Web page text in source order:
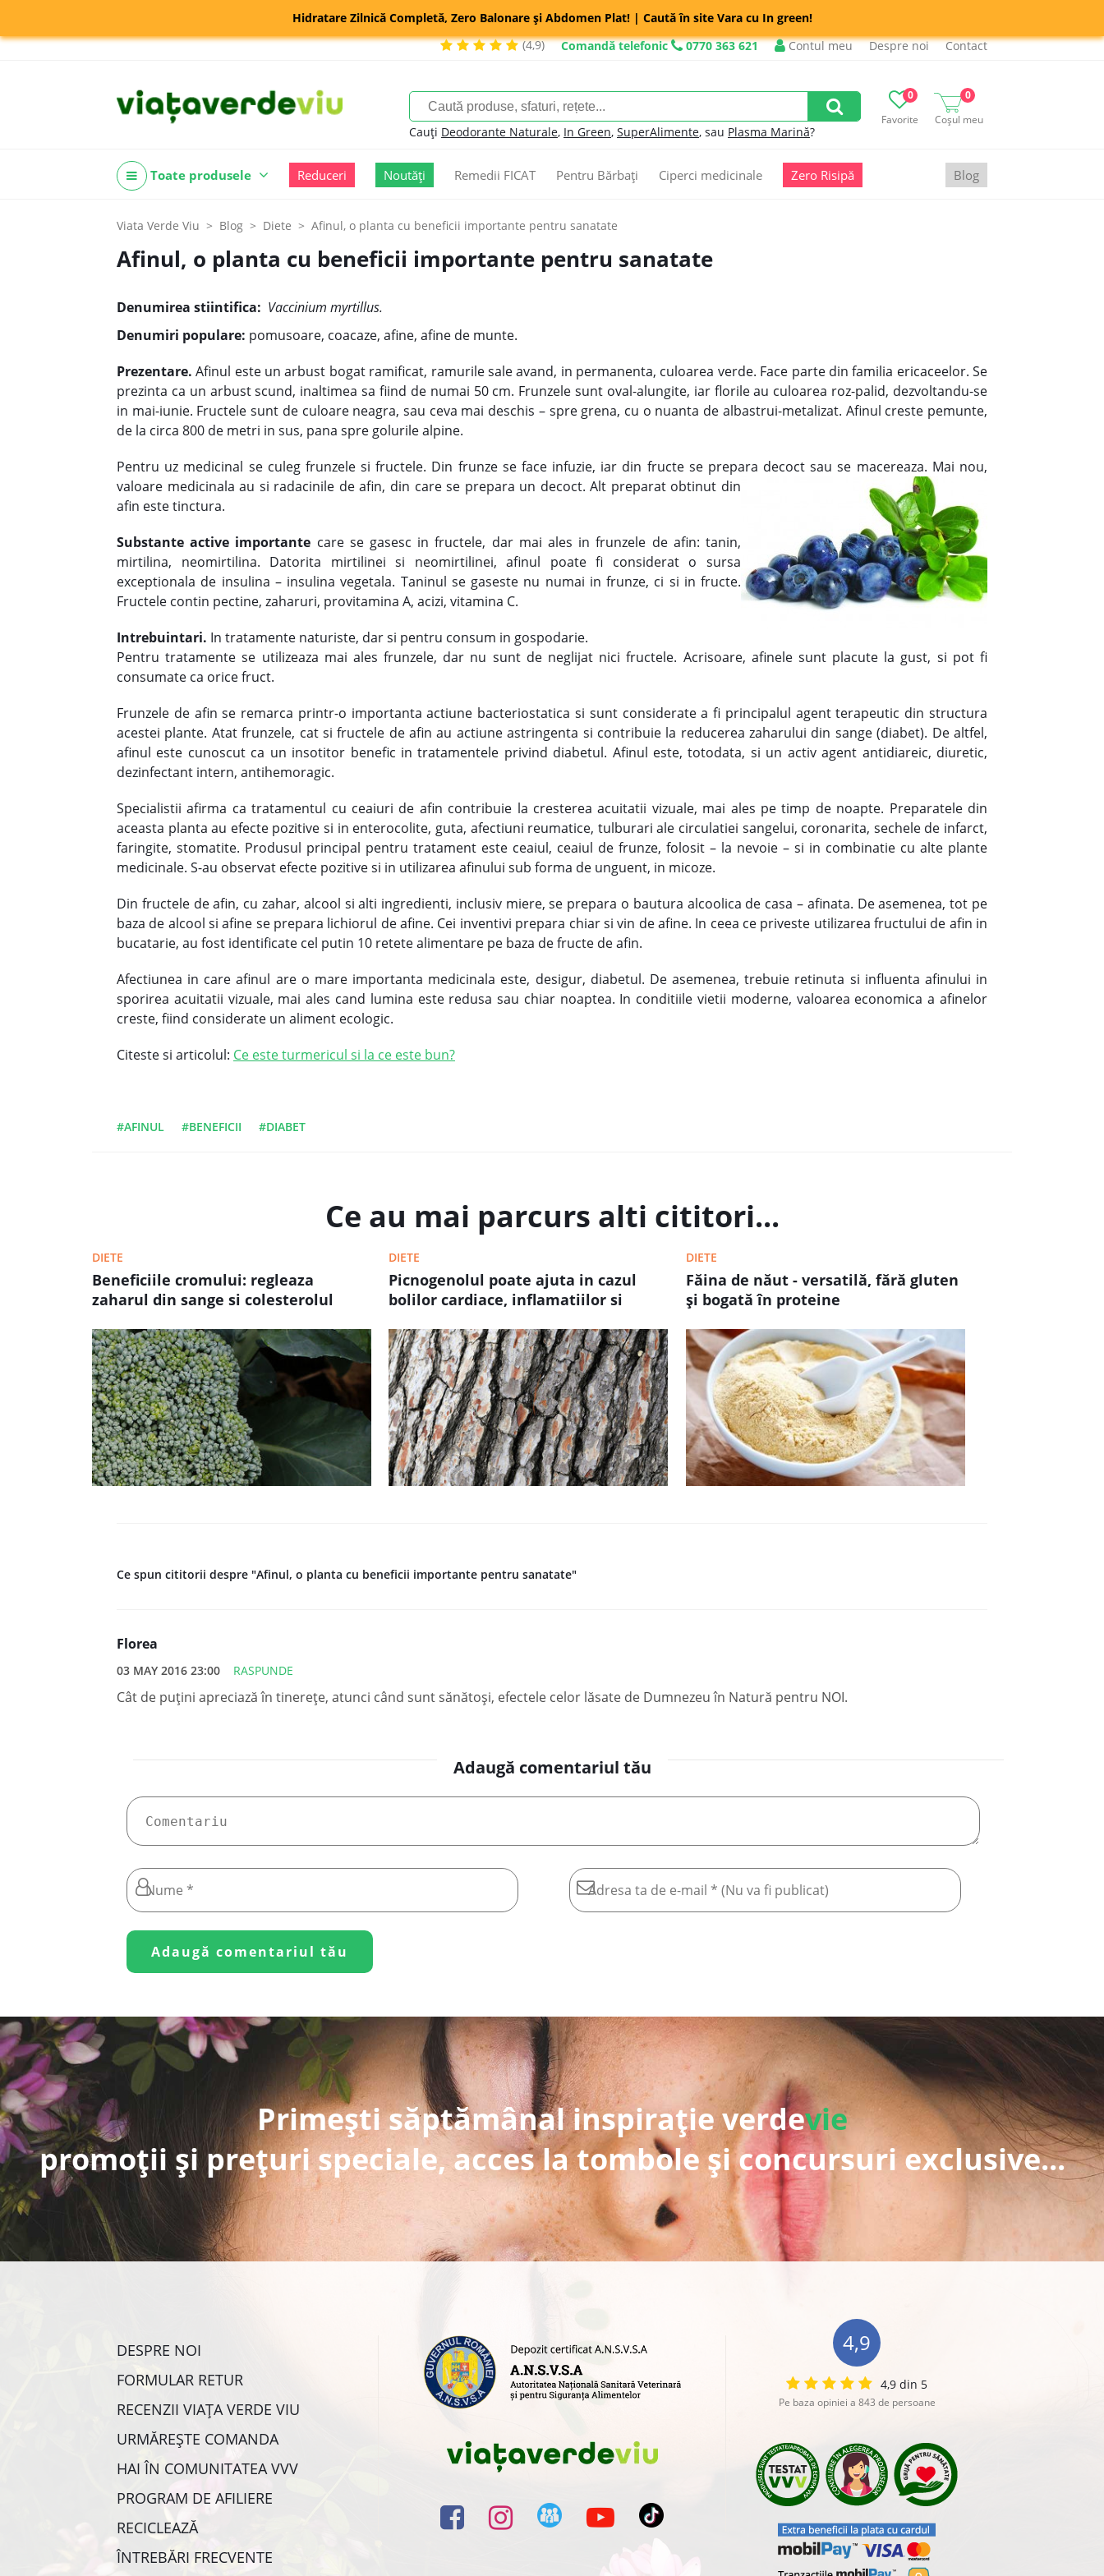
Hidratare Zilnică Completă, Zero Balonare și Abdomen Plat! | Caută în site Vara cu In green!
(4,9)
Comandă telefonic 0770 363 621 Contul meu Despre noi Contact
Favorite
0
Coșul meu
0
Cauți Deodorante Naturale, In Green, SuperAlimente, sau Plasma Marină?
Toate produsele Reduceri Noutăți Remedii FICAT Pentru Bărbați Ciperci medicinale Zero Risipă Blog
Viata Verde Viu Blog Diete Afinul, o planta cu beneficii importante pentru sanatate
Afinul, o planta cu beneficii importante pentru sanatate
Denumirea stiintifica: Vaccinium myrtillus.
Denumiri populare: pomusoare, coacaze, afine, afine de munte.
Prezentare.Afinul este un arbust bogat ramificat, ramurile sale avand, in permanenta, culoarea verde. Face parte din familia ericaceelor. Se
prezinta ca un arbust scund, inaltimea sa fiind de numai 50 cm. Frunzele sunt oval-alungite, iar florile au culoarea roz-palid, dezvoltandu-se
in mai-iunie. Fructele sunt de culoare neagra, sau ceva mai deschis – spre grena, cu o nuanta de albastrui-metalizat. Afinul creste pemunte,
de la circa 800 de metri in sus, pana spre golurile alpine.
Pentru uz medicinal se culeg frunzele si fructele. Din frunze se face infuzie, iar din fructe se prepara decoct sau se macereaza. Mai nou,
valoare medicinala au si radacinile de afin, din care se prepara un decoct. Alt preparat obtinut din
afin este tinctura.
Substante active importante care se gasesc in fructele, dar mai ales in frunzele de afin: tanin,
mirtilina, neomirtilina. Datorita mirtilinei si neomirtilinei, afinul poate fi considerat o sursa
exceptionala de insulina – insulina vegetala. Taninul se gaseste nu numai in frunze, ci si in fructe.
Fructele contin pectine, zaharuri, provitamina A, acizi, vitamina C.
Intrebuintari. In tratamente naturiste, dar si pentru consum in gospodarie.
Pentru tratamente se utilizeaza mai ales frunzele, dar nu sunt de neglijat nici fructele. Acrisoare, afinele sunt placute la gust, si pot fi
consumate ca orice fruct.
Frunzele de afin se remarca printr-o importanta actiune bacteriostatica si sunt considerate a fi principalul agent terapeutic din structura
acestei plante. Atat frunzele, cat si fructele de afin au actiune astringenta si contribuie la reducerea zaharului din sange (diabet). De altfel,
afinul este cunoscut ca un insotitor benefic in tratamentele privind diabetul. Afinul este, totodata, si un activ agent antidiareic, diuretic,
dezinfectant intern, antihemoragic.
Specialistii afirma ca tratamentul cu ceaiuri de afin contribuie la cresterea acuitatii vizuale, mai ales pe timp de noapte. Preparatele din
aceasta planta au efecte pozitive si in enterocolite, guta, afectiuni reumatice, tulburari ale circulatiei sangelui, coronarita, sechele de infarct,
faringite, stomatite. Produsul principal pentru tratament este ceaiul, ceaiul de frunze, folosit – la nevoie – si in combinatie cu alte plante
medicinale. S-au observat efecte pozitive si in utilizarea afinului sub forma de unguent, in micoze.
Din fructele de afin, cu zahar, alcool si alti ingredienti, inclusiv miere, se prepara o bautura alcoolica de casa – afinata. De asemenea, tot pe
baza de alcool si afine se prepara lichiorul de afine. Cei inventivi prepara chiar si vin de afine. In ceea ce priveste utilizarea fructului de afin in
bucatarie, au fost identificate cel putin 10 retete alimentare pe baza de fructe de afin.
Afectiunea in care afinul are o mare importanta medicinala este, desigur, diabetul. De asemenea, trebuie retinuta si influenta afinului in
sporirea acuitatii vizuale, mai ales cand lumina este redusa sau chiar noaptea. In conditiile vietii moderne, valoarea economica a afinelor
creste, fiind considerate un aliment ecologic.
Citeste si articolul: Ce este turmericul si la ce este bun?
#AFINUL #BENEFICII #DIABET
Ce au mai parcurs alti cititori...
DIETE
Beneficiile cromului: regleaza
zaharul din sange si colesterolul
DIETE
Picnogenolul poate ajuta in cazul
bolilor cardiace, inflamatiilor si
DIETE
Făina de năut - versatilă, fără gluten
şi bogată în proteine
Ce spun cititorii despre "Afinul, o planta cu beneficii importante pentru sanatate"
Florea
03 MAY 2016 23:00 RASPUNDE
Cât de puțini apreciază în tinerețe, atunci când sunt sănătoși, efectele celor lăsate de Dumnezeu în Natură pentru NOI.
Adaugă comentariul tău
Primești săptămânal inspirație verdevie
promoții și prețuri speciale, acces la tombole și concursuri exclusive...
DESPRE NOI
FORMULAR RETUR
RECENZII VIAȚA VERDE VIU
URMĂREȘTE COMANDA
HAI ÎN COMUNITATEA VVV
PROGRAM DE AFILIERE
RECICLEAZĂ
ÎNTREBĂRI FRECVENTE
4,9
4,9 din 5
Pe baza opiniei a 843 de persoane